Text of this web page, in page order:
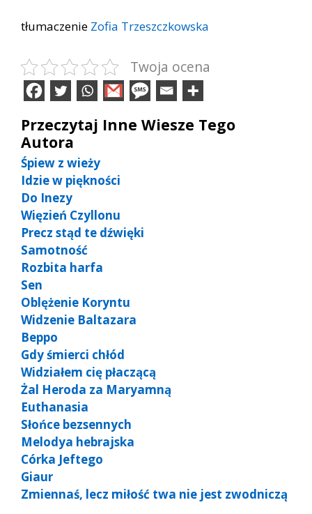
tłumaczenie Zofia Trzeszczkowska
Twoja ocena
Przeczytaj Inne Wiesze Tego
Autora
Śpiew z wieży
Idzie w piękności
Do Inezy
Więzień Czyllonu
Precz stąd te dźwięki
Samotność
Rozbita harfa
Sen
Oblężenie Koryntu
Widzenie Baltazara
Beppo
Gdy śmierci chłód
Widziałem cię płaczącą
Żal Heroda za Maryamną
Euthanasia
Słońce bezsennych
Melodya hebrajska
Córka Jeftego
Giaur
Zmiennaś, lecz miłość twa nie jest zwodniczą